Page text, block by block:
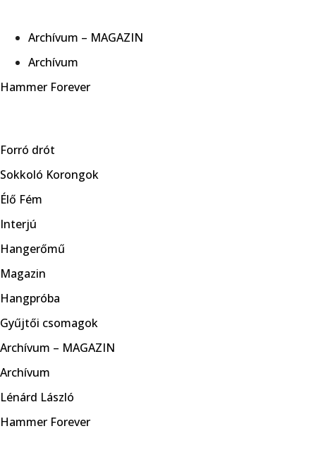
Archívum – MAGAZIN
Archívum
Hammer Forever
Forró drót
Sokkoló Korongok
Élő Fém
Interjú
Hangerőmű
Magazin
Hangpróba
Gyűjtői csomagok
Archívum – MAGAZIN
Archívum
Lénárd László
Hammer Forever